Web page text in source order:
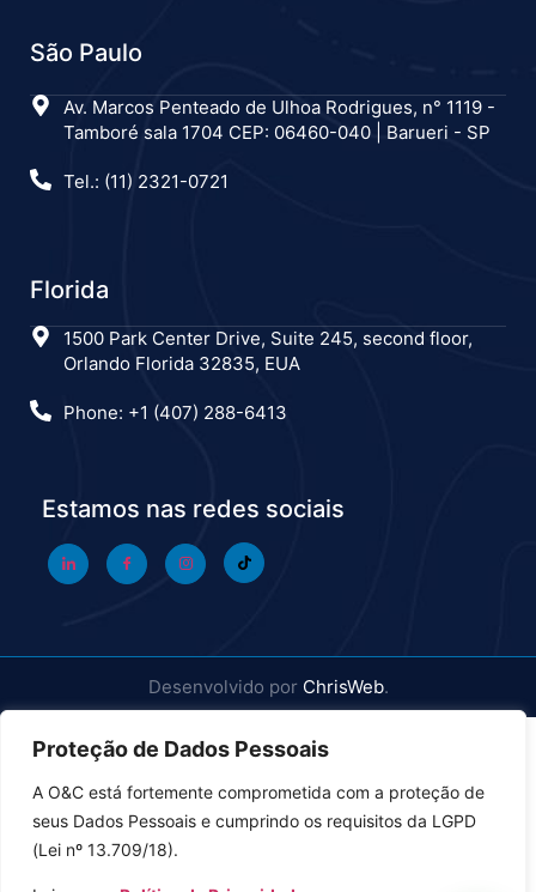
Proteção de Dados Pessoais
A O&C está fortemente comprometida com a proteção de
seus Dados Pessoais e cumprindo os requisitos da LGPD
(Lei nº 13.709/18).
São Paulo
Av. Marcos Penteado de Ulhoa Rodrigues, n° 1119 -
Tamboré sala 1704 CEP: 06460-040 | Barueri - SP
Tel.: (11) 2321-0721
Florida
1500 Park Center Drive, Suite 245, second floor,
Orlando Florida 32835, EUA
Phone: +1 (407) 288-6413
Estamos nas redes sociais
Desenvolvido por ChrisWeb.